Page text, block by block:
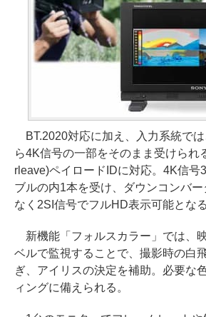
BT.2020対応に加え、入力系統で
ら4K信号の一部をそのまま受けられ
rleave)ペイロードIDに対応。4K信号
ブルの内1本を受け、ダウンコンバー
なく2SI信号でフルHD表示可能となる
新機能「フォルスカラー」では、
ベルで監視することで、撮影時の白
ぎ、アイリスの決定を補助。必要な
ィングに備えられる。